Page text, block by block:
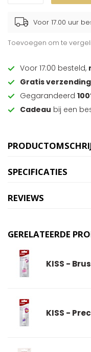
Voor 17.00 uur
Toevoegen om te
Voor 17:00 besteld,
Gratis verzending
Gegarandeerd
Cadeau bij een
SPECIFICATIES
REVIEWS
GERELATEERDE
KISS -
KISS -